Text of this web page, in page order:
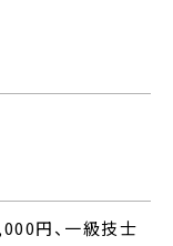
円、一級技士